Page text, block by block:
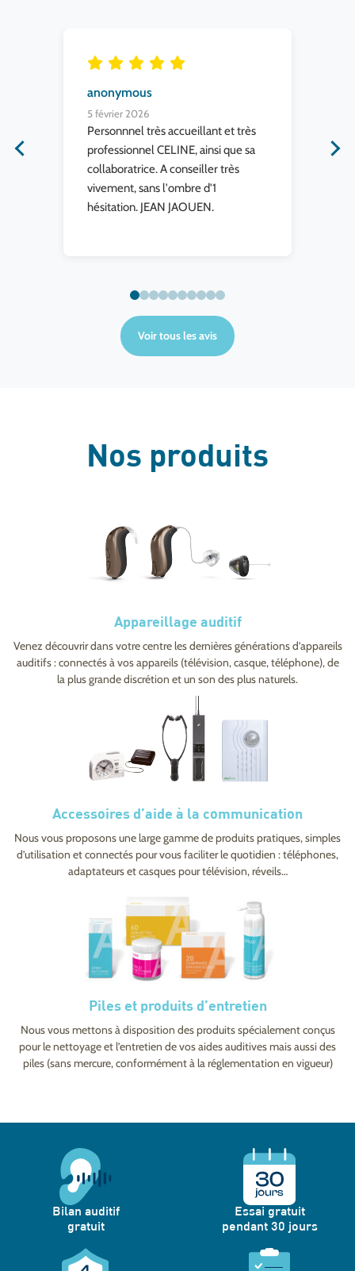
anonymous
5 février 2026
Personnnel très accueillant et très
professionnel CELINE, ainsi que sa
collaboratrice. A conseiller très
vivement, sans l'ombre d'1
hésitation. JEAN JAOUEN.
et
Voir tous les avis
Nos produits
Appareillage auditif
Venez découvrir dans votre centre les dernières générations d’appareils
auditifs : connectés à vos appareils (télévision, casque, téléphone), de
la plus grande discrétion et un son des plus naturels.
Accessoires d’aide à la communication
Nous vous proposons une large gamme de produits pratiques, simples
d’utilisation et connectés pour vous faciliter le quotidien : téléphones,
adaptateurs et casques pour télévision, réveils…
Piles et produits d’entretien
Nous vous mettons à disposition des produits spécialement conçus
pour le nettoyage et l’entretien de vos aides auditives mais aussi des
piles (sans mercure, conformément à la réglementation en vigueur)
Bilan auditif
gratuit
Essai gratuit
pendant 30 jours